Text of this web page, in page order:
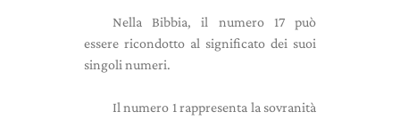
Nella Bibbia, il numero 17 può
essere ricondotto al significato dei suoi
singoli numeri.
Il numero 1 rappresenta la sovranità